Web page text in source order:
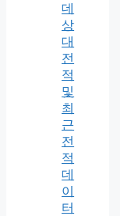
데
상
대
전
적
및
최
근
전
적
데
이
터